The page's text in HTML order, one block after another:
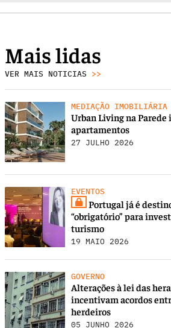
Mais lidas
VER MAIS NOTICIAS >>
MEDIAÇÃO IMOBILIÁRIA
Urban Living na Parede
apartamentos
27 JULHO 2026
EVENTOS
Portugal já é
“obrigatório” para
turismo
19 MAIO 2026
GOVERNO
Alterações à lei das
incentivam acordos
herdeiros
05 JUNHO 2026